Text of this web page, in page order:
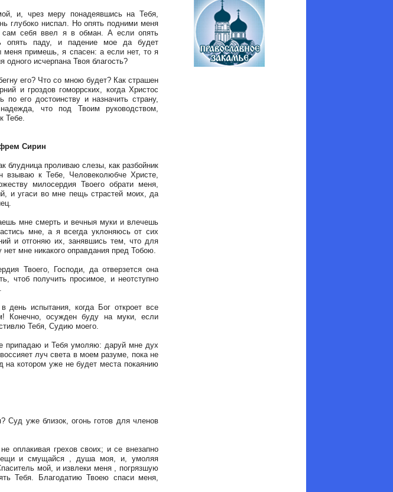
и, чрез меру понадеявшись на Тебя,
глубоко ниспал. Но опять подними меня
сам себя ввел я в обман. А если опять
опять паду, и падение мое да будет
меня примешь, я спасен: а если нет, то я
исчерпана Твоя благость?
его? Что со мною будет? Как страшен
и гроздов гоморрских, когда Христос
по его достоинству и назначить страну,
что под Твоим руководством,
Тебе.
Сирин
блудница проливаю слезы, как разбойник
взываю к Тебе, Человеколюбче Христе,
милосердия Твоего обрати меня,
и угаси во мне пещь страстей моих, да
мне смерть и вечныя муки и влечешь
мне, а я всегда уклоняюсь от сих
и отгоняю их, занявшись тем, что для
мне никакого оправдания пред Тобою.
Твоего, Господи, да отверзется она
чтоб получить просимое, и неотступно
испытания, когда Бог откроет все
Конечно, осужден буду на муки, если
Тебя, Судию моего.
припадаю и Тебя умоляю: даруй мне дух
луч света в моем разуме, пока не
котором уже не будет места покаянию
уже близок, огонь готов для членов
оплакивая грехов своих; и се внезапно
и смущайся , душа моя, и, умоляя
мой, и извлеки меня , погрязшую
Тебя. Благодатию Твоею спаси меня,